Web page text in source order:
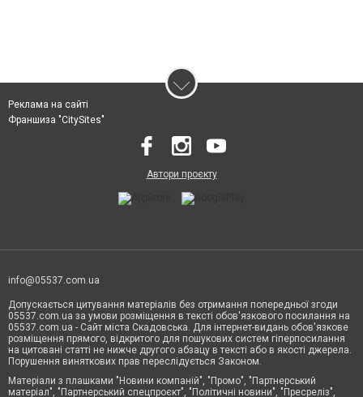
Реклама на сайті
Франшиза "CitySites"
Автори проєкту
info@05537.com.ua
Допускається цитування матеріалів без отримання попередньої згоди
05537.com.ua за умови розміщення в тексті обов'язкового посилання на
05537.com.ua - Сайт міста Скадовська. Для інтернет-видань обов'язкове
розміщення прямого, відкритого для пошукових систем гіперпосилання
на цитовані статті не нижче другого абзацу в тексті або в якості джерела.
Порушення виняткових прав переслідується Законом.
Матеріали з плашками "Новини компаній", "Промо", "Партнерський
матеріал", "Партнерський спецпроєкт", "Політичні новини", "Пресреліз",